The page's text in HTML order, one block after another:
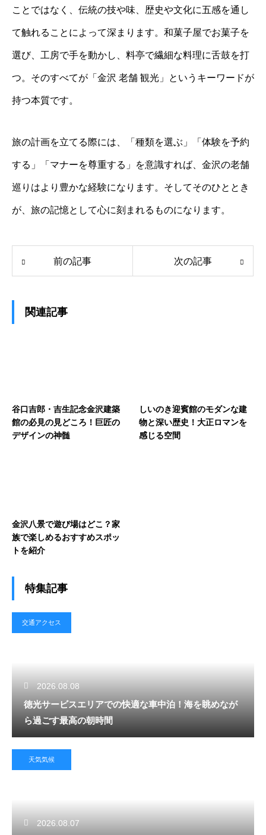
ことではなく、伝統の技や味、歴史や文化に五感を通し
て触れることによって深まります。和菓子屋でお菓子を
選び、工房で手を動かし、料亭で繊細な料理に舌鼓を打
つ。そのすべてが「金沢 老舗 観光」というキーワードが
持つ本質です。
旅の計画を立てる際には、「種類を選ぶ」「体験を予約
する」「マナーを尊重する」を意識すれば、金沢の老舗
巡りはより豊かな経験になります。そしてそのひととき
が、旅の記憶として心に刻まれるものになります。
前の記事 次の記事
関連記事
谷口吉郎・吉生記念金沢建築
館の必見の見どころ！巨匠の
デザインの神髄
しいのき迎賓館のモダンな建
物と深い歴史！大正ロマンを
感じる空間
金沢八景で遊び場はどこ？家
族で楽しめるおすすめスポッ
トを紹介
特集記事
交通アクセス
2026.08.08
徳光サービスエリアでの快適な車中泊！海を眺めなが
ら過ごす最高の朝時間
天気気候
2026.08.07